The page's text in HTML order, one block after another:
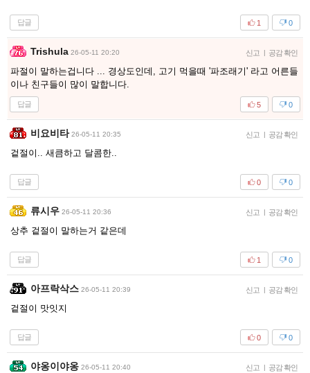
답글 0
1
Trishula 26-05-11 20:20 신고 | 공감 확인
파절이 말하는겁니다 ... 경상도인데, 고기 먹을때 '파조래기' 라고 어른들
이나 친구들이 많이 말합니다.
답글 0
5
비요비타 26-05-11 20:35 신고 | 공감 확인
겉절이.. 새큼하고 달콤한..
답글 0
0
류시우 26-05-11 20:36 신고 | 공감 확인
상추 겉절이 말하는거 같은데
답글 0
1
아프락삭스 26-05-11 20:39 신고 | 공감 확인
겉절이 맛잇지
답글 0
0
야옹이야옹 26-05-11 20:40 신고 | 공감 확인